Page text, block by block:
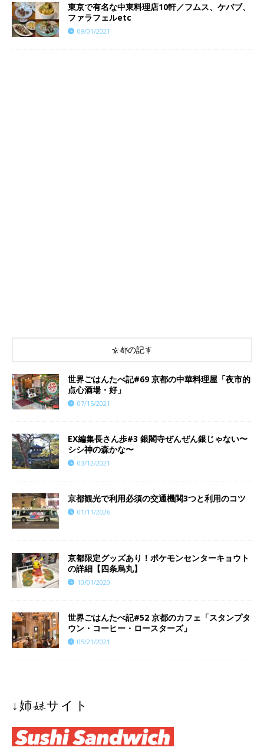
東京で有名な中東料理店10軒／フムス、ケバブ、
ファラフェルetc
09/01/2021
京都の記事
世界ごはんたべ記#69 京都の中華料理屋「夜市的
点心酒場・好」
07/15/2021
EX編集長さん歩#3 銀閣寺ぜんぜん銀じゃない〜
シシ神の森かな〜
03/12/2021
京都観光で利用必須の交通機関3つと利用のコツ
01/11/2026
京都限定グッズあり！ポケモンセンターキョウト
の詳細【四条烏丸】
10/01/2020
世界ごはんたべ記#52 京都のカフェ「スタンプタ
ウン・コーヒー・ロースターズ」
05/21/2021
↓姉妹サイト